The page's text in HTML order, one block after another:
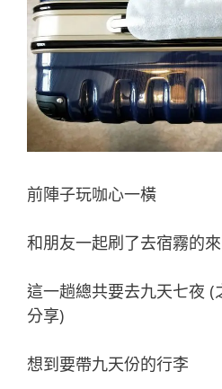
前陣子玩咖心一橫
和朋友一起刷了去宿霧的
這一趟總共要去九天七夜 (
分享)
想到要帶九天份的行李